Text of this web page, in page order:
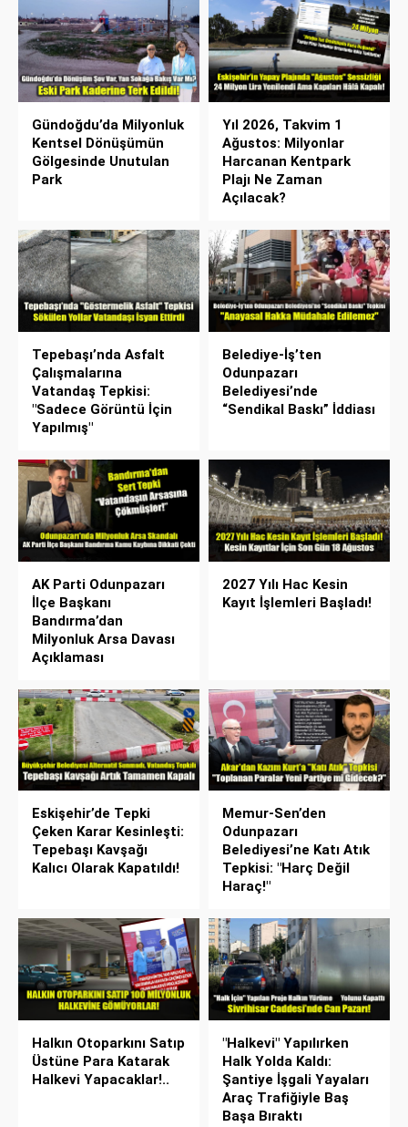
Gündoğdu’da Milyonluk
Kentsel Dönüşümün
Gölgesinde Unutulan
Park
Yıl 2026, Takvim 1
Ağustos: Milyonlar
Harcanan Kentpark
Plajı Ne Zaman
Açılacak?
Tepebaşı’nda Asfalt
Çalışmalarına
Vatandaş Tepkisi:
"Sadece Görüntü İçin
Yapılmış"
Belediye-İş’ten
Odunpazarı
Belediyesi’nde
“Sendikal Baskı” İddiası
AK Parti Odunpazarı
İlçe Başkanı
Bandırma’dan
Milyonluk Arsa Davası
Açıklaması
2027 Yılı Hac Kesin
Kayıt İşlemleri Başladı!
Eskişehir’de Tepki
Çeken Karar Kesinleşti:
Tepebaşı Kavşağı
Kalıcı Olarak Kapatıldı!
Memur-Sen’den
Odunpazarı
Belediyesi’ne Katı Atık
Tepkisi: "Harç Değil
Haraç!"
Halkın Otoparkını Satıp
Üstüne Para Katarak
Halkevi Yapacaklar!..
"Halkevi" Yapılırken
Halk Yolda Kaldı:
Şantiye İşgali Yayaları
Araç Trafiğiyle Baş
Başa Bıraktı